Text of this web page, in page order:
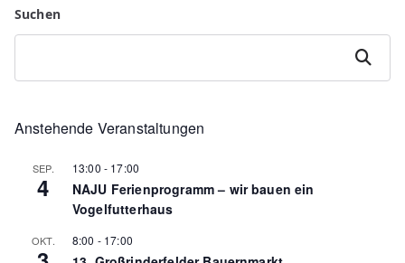
Suchen
Suchen
Anstehende Veranstaltungen
SEP.
4
13:00 - 17:00
NAJU Ferienprogramm – wir bauen ein
Vogelfutterhaus
OKT. 8:00 - 17:00